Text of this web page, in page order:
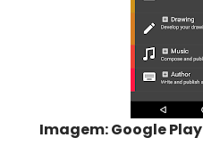
Imagem: Google Play